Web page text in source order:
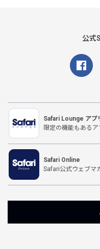
公式
Safari Lounge アプ
限定の機能もある
Safari Online
Safari公式ウェブマ